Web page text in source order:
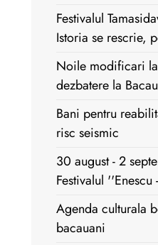
Festivalul
Istoria se rescrie,
Noile modificari
dezbatere la Bacau
Bani pentru
risc seismic
30 august - 2
Festivalul
Agenda culturala
bacauani